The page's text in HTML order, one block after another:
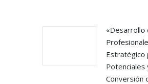
«Desarrollo
Estratégico
Potenciales
Conversión